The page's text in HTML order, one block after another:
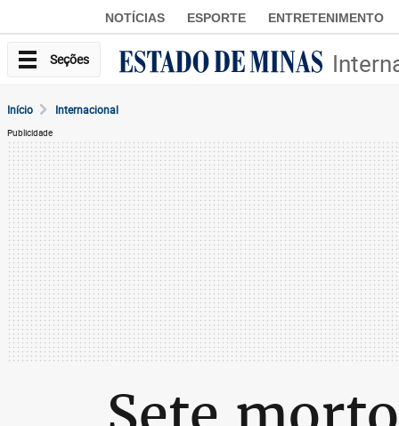
NOTÍCIAS ESPORTE ENTRETENIMENTO
Seções
Início Internacional
Publicidade